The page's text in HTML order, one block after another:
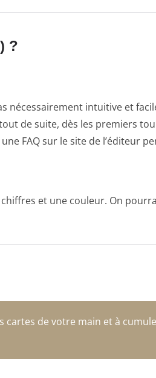
?
nécessairement intuitive et
de suite, dès les premiers
FAQ sur le site de l’éditeur
et une couleur. On
de votre main et à